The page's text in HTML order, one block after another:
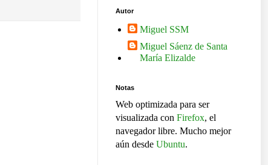
Autor
Miguel SSM
Miguel Sáenz de Santa
María Elizalde
Notas
Web optimizada para ser
visualizada con Firefox, el
navegador libre. Mucho mejor
aún desde Ubuntu.